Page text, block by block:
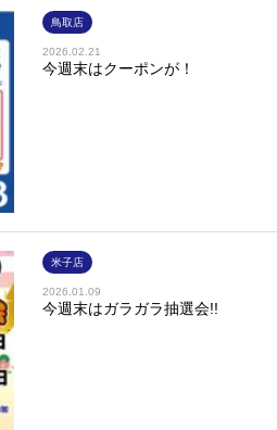
鳥取店
2026.02.21
今週末はクーポンが！
米子店
2026.01.09
今週末はガラガラ抽選会!!